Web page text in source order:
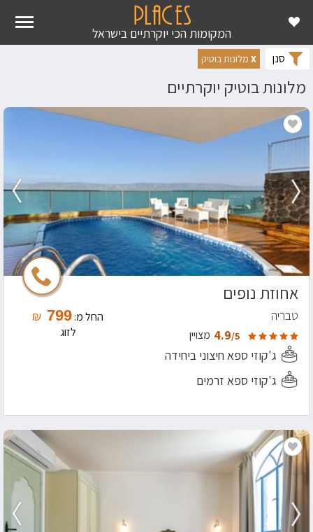
המקומות הכי יוקרתיים בישראל
ראשי מלונות בוטיק
מלונות בוטיק יוקרתיים
סנן X מלונות בוטיק
אחוזת נופים
טבריה
4.9/5 מצויין
ג'קוזי ספא חיצוני ביחידה
ג'קוזי ספא זרמים
החל מ:799
₪
לזוג